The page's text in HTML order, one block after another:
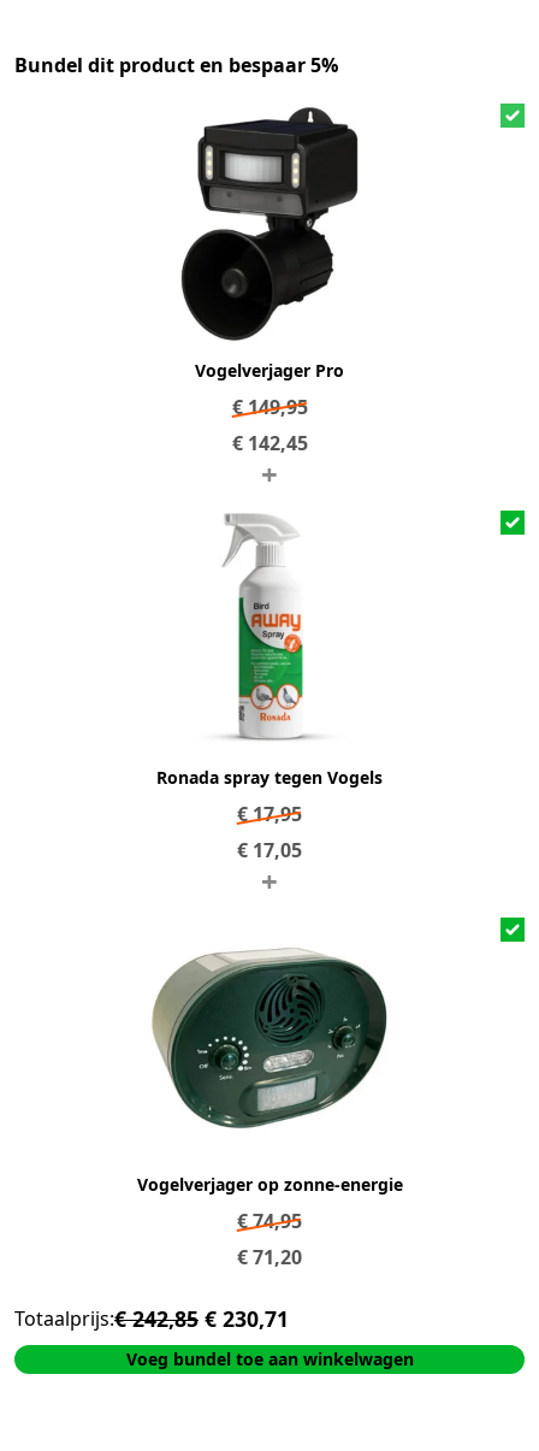
Bundel dit product en bespaar 5%
Vogelverjager Pro
€149,95
€142,45
+
Ronada spray tegen Vogels
€17,95
€ 17,05
+
Vogelverjager op zonne-energie
€74,95
€71,20
Totaalprijs:€ 242,85 € 230,71
Voeg bundel toe aan winkelwagen